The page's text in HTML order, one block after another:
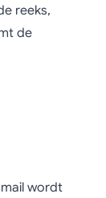
reeks,
de
wordt